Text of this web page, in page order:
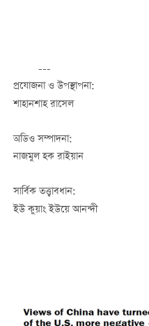
---
প্রযোজনা ও উপস্থাপনা:
শাহানশাহ রাসেল
অডিও সম্পাদনা:
নাজমুল হক রাইয়ান
সার্বিক তত্ত্বাবধান:
ইউ কুয়াং ইউয়ে আনন্দী